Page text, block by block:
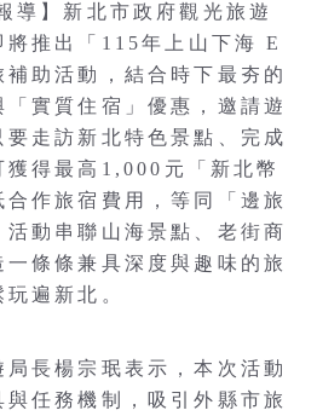
導】新北市政府觀光旅遊
將推出「115年上山下海 E
助活動，結合時下最夯的
「實質住宿」優惠，邀請遊
走訪新北特色景點、完成
得最高1,000元「新北幣
作旅宿費用，等同「邊旅
動串聯山海景點、老街商
條條兼具深度與趣味的旅
遍新北。
長楊宗珉表示，本次活動
任務機制，吸引外縣市旅